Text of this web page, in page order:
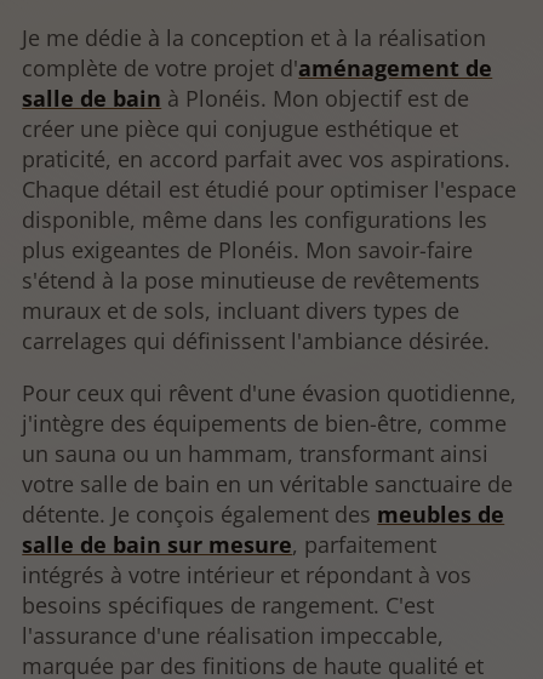
Je me dédie à la conception et à la réalisation
complète de votre projet d'aménagement de
salle de bain à Plonéis. Mon objectif est de
créer une pièce qui conjugue esthétique et
praticité, en accord parfait avec vos aspirations.
Chaque détail est étudié pour optimiser l'espace
disponible, même dans les configurations les
plus exigeantes de Plonéis. Mon savoir-faire
s'étend à la pose minutieuse de revêtements
muraux et de sols, incluant divers types de
carrelages qui définissent l'ambiance désirée.
Pour ceux qui rêvent d'une évasion quotidienne,
j'intègre des équipements de bien-être, comme
un sauna ou un hammam, transformant ainsi
votre salle de bain en un véritable sanctuaire de
détente. Je conçois également des meubles de
salle de bain sur mesure, parfaitement
intégrés à votre intérieur et répondant à vos
besoins spécifiques de rangement. C'est
l'assurance d'une réalisation impeccable,
marquée par des finitions de haute qualité et